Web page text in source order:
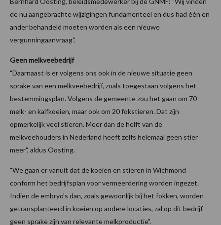
de nu aangebrachte wijzigingen fundamenteel en dus had één en
ander behandeld moeten worden als een nieuwe
vergunningaanvraag".
Geen melkveebedrijf
"Daarnaast is er volgens ons ook in de nieuwe situatie geen
sprake van een melkvee­bedrijf, zoals toegestaan volgens het
bestemmingsplan. Volgens de gemeente zou het gaan om 70
melk- en kalfkoeien, maar ook om 20 fokstieren. Dat zijn
opmerkelijk veel stieren. Meer dan de helft van de
melkveehouders in Nederland heeft zelfs helemaal geen stier
meer", aldus Oosting.
"We gaan er vanuit dat de koeien en stieren in Wichmond
conform het bedrijfsplan voor vermeerdering worden ingezet.
Indien de embryo's dan, zoals gewoonlijk bij het fokken, worden
getransplanteerd in koeien op andere locaties, zal op dit bedrijf
geen sprake zijn van relevante melkproductie".